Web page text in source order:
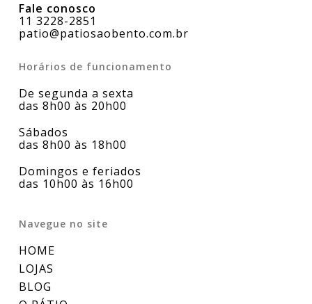
Fale conosco
11 3228-2851
patio@patiosaobento.com.br
Horários de funcionamento
De segunda a sexta
das 8h00 às 20h00
Sábados
das 8h00 às 18h00
Domingos e feriados
das 10h00 às 16h00
Navegue no site
HOME
LOJAS
BLOG